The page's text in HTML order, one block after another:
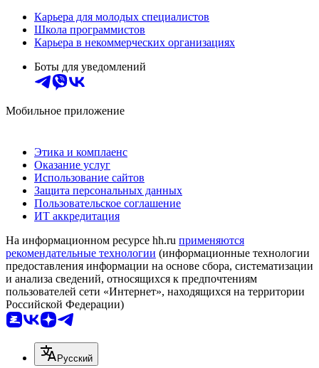
Карьера для молодых специалистов
Школа программистов
Карьера в некоммерческих организациях
Боты для уведомлений
Мобильное приложение
Этика и комплаенс
Оказание услуг
Использование сайтов
Защита персональных данных
Пользовательское соглашение
ИТ аккредитация
На информационном ресурсе hh.ru применяются
рекомендательные технологии (информационные технологии
предоставления информации на основе сбора, систематизации
и анализа сведений, относящихся к предпочтениям
пользователей сети «Интернет», находящихся на территории
Российской Федерации)
Русский